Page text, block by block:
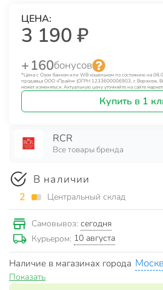
ЦЕНА:
3 190 ₽
+ 160бонусов
*Цена с Озон банком или WB кошельком по состоянию на
продавца ООО «Прайм» (ОГРН 1233600006903, г. Воронеж,
может изменяться. Актуальную цену уточняйте на сайте
Купить в 1
RCR
Все товары бренда
В наличии
2 Центральный склад
Самовывоз: сегодня
Курьером: 10 августа
Наличие в магазинах города
Показать